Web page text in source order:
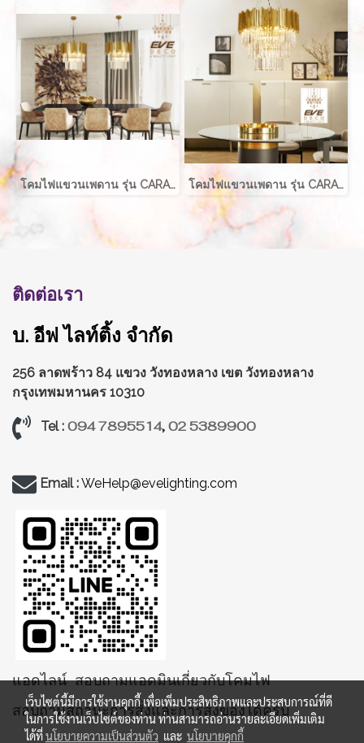
โคมไฟแขวนเพดาน รุ่น CARA EVE-00059 สำหรับใส่หลอด E14 จำนวน 15 ดวง โคมไฟแขวนเพดาน รุ่น CARA EVE-00059 สำหรับใส่หลอด E14 จำนวน 12 ดวง
ติดต่อเรา
บ. อีฟ ไลท์ติ้ง จำกัด
256 ลาดพร้าว 84 แขวง วังทองหลาง เขต วังทองหลาง
กรุงเทพมหานคร 10310
Tel : 094 7895514,02 5389900
Email :WeHelp@evelighting.com
แอดไลน์ สอบถามแอดมินเกี่ยวกับโคมไฟ
สอบถามสถานะการสั่งและการส่งของได้ครับ
เว็บไซต์นี้มีการใช้งานคุกกี้ เพื่อเพิ่มประสิทธิภาพและประสบการณ์ที่ดี
ในการใช้งานเว็บไซต์ของท่าน ท่านสามารถอ่านรายละเอียดเพิ่มเติม
ได้ที่นโยบายความเป็นส่วนตัว และ นโยบายคุกกี้